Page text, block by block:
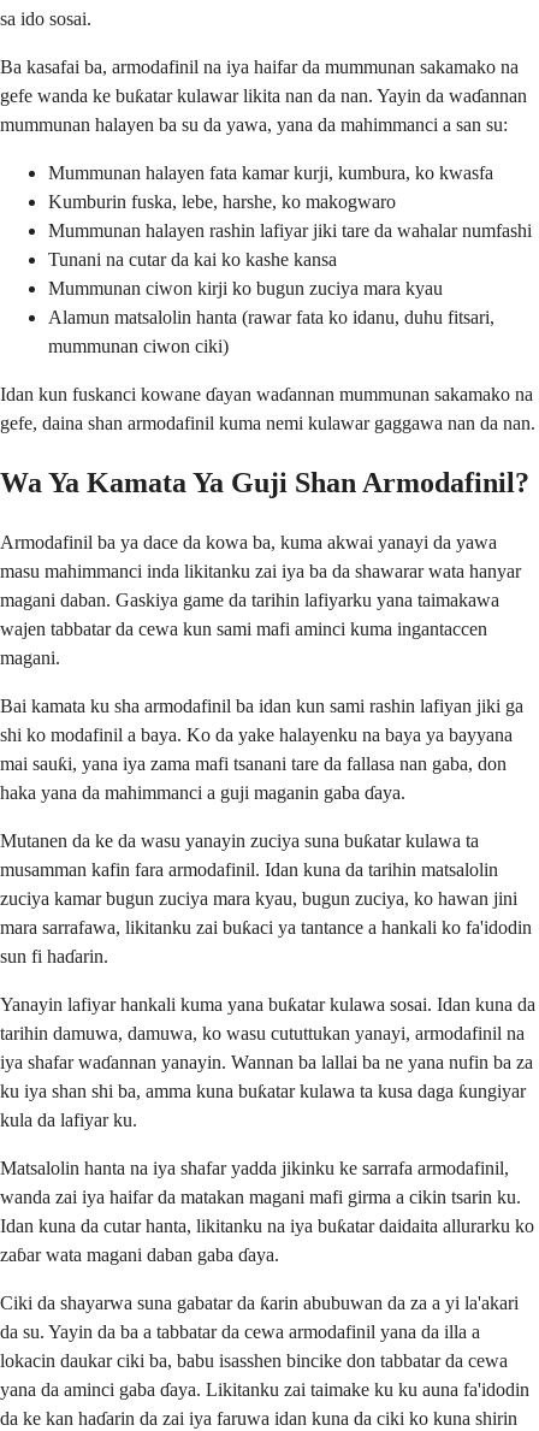
sa ido sosai.
Ba kasafai ba, armodafinil na iya haifar da mummunan sakamako na
gefe wanda ke buƙatar kulawar likita nan da nan. Yayin da waɗannan
mummunan halayen ba su da yawa, yana da mahimmanci a san su:
Mummunan halayen fata kamar kurji, kumbura, ko kwasfa
Kumburin fuska, lebe, harshe, ko makogwaro
Mummunan halayen rashin lafiyar jiki tare da wahalar numfashi
Tunani na cutar da kai ko kashe kansa
Mummunan ciwon kirji ko bugun zuciya mara kyau
Alamun matsalolin hanta (rawar fata ko idanu, duhu fitsari,
mummunan ciwon ciki)
Idan kun fuskanci kowane ɗayan waɗannan mummunan sakamako na
gefe, daina shan armodafinil kuma nemi kulawar gaggawa nan da nan.
Wa Ya Kamata Ya Guji Shan Armodafinil?
Armodafinil ba ya dace da kowa ba, kuma akwai yanayi da yawa
masu mahimmanci inda likitanku zai iya ba da shawarar wata hanyar
magani daban. Gaskiya game da tarihin lafiyarku yana taimakawa
wajen tabbatar da cewa kun sami mafi aminci kuma ingantaccen
magani.
Bai kamata ku sha armodafinil ba idan kun sami rashin lafiyan jiki ga
shi ko modafinil a baya. Ko da yake halayenku na baya ya bayyana
mai sauƙi, yana iya zama mafi tsanani tare da fallasa nan gaba, don
haka yana da mahimmanci a guji maganin gaba ɗaya.
Mutanen da ke da wasu yanayin zuciya suna buƙatar kulawa ta
musamman kafin fara armodafinil. Idan kuna da tarihin matsalolin
zuciya kamar bugun zuciya mara kyau, bugun zuciya, ko hawan jini
mara sarrafawa, likitanku zai buƙaci ya tantance a hankali ko fa'idodin
sun fi haɗarin.
Yanayin lafiyar hankali kuma yana buƙatar kulawa sosai. Idan kuna da
tarihin damuwa, damuwa, ko wasu cututtukan yanayi, armodafinil na
iya shafar waɗannan yanayin. Wannan ba lallai ba ne yana nufin ba za
ku iya shan shi ba, amma kuna buƙatar kulawa ta kusa daga ƙungiyar
kula da lafiyar ku.
Matsalolin hanta na iya shafar yadda jikinku ke sarrafa armodafinil,
wanda zai iya haifar da matakan magani mafi girma a cikin tsarin ku.
Idan kuna da cutar hanta, likitanku na iya buƙatar daidaita allurarku ko
zaɓar wata magani daban gaba ɗaya.
Ciki da shayarwa suna gabatar da ƙarin abubuwan da za a yi la'akari
da su. Yayin da ba a tabbatar da cewa armodafinil yana da illa a
lokacin daukar ciki ba, babu isasshen bincike don tabbatar da cewa
yana da aminci gaba ɗaya. Likitanku zai taimake ku ku auna fa'idodin
da ke kan haɗarin da zai iya faruwa idan kuna da ciki ko kuna shirin